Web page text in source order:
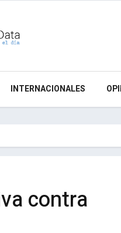
INTERNACIONALES
contra